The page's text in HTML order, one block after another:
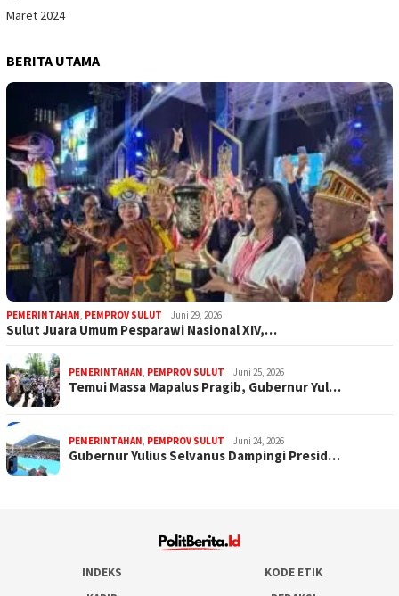
Maret 2024
BERITA UTAMA
PEMERINTAHAN PEMPROV SULUT Juni 29, 2026
Sulut Juara Umum Pesparawi Nasional XIV,…
PEMERINTAHAN PEMPROV SULUT Juni 25, 2026
Temui Massa Mapalus Pragib, Gubernur Yul…
PEMERINTAHAN PEMPROV SULUT Juni 24, 2026
Gubernur Yulius Selvanus Dampingi Presid…
INDEKS
KODE ETIK